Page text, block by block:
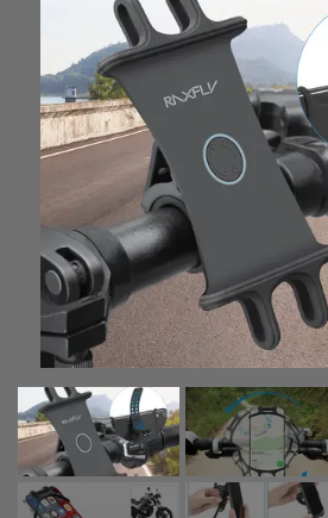
RENGØRING - PRIVAT &
GAVEKORT VED
IZI STØTTER ❤️
KONTAKT:
MERE OM IZI
KUNDE LOGIN